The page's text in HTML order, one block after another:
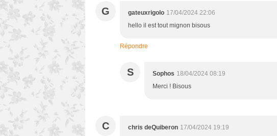
G gateuxrigolo 17/04/2024 22:06
hello il est tout mignon bisous
Répondre
S Sophos 18/04/2024 08:19
Merci ! Bisous
C chris deQuiberon 17/04/2024 19:19